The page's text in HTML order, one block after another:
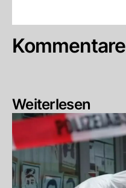
Kommentare
Weiterlesen